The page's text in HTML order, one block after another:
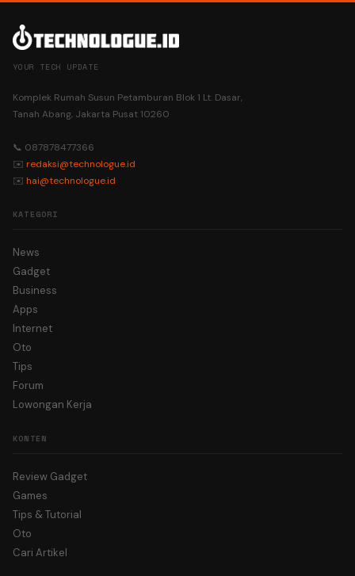
YOUR TECH UPDATE
Komplek Rumah Susun Petamburan Blok 1 Lt. Dasar,
Tanah Abang, Jakarta Pusat 10260
📞 087878477366
✉️ redaksi@technologue.id
✉️ hai@technologue.id
KATEGORI
News
Gadget
Business
Apps
Internet
Oto
Tips
Forum
Lowongan Kerja
KONTEN
Review Gadget
Games
Tips & Tutorial
Oto
Cari Artikel